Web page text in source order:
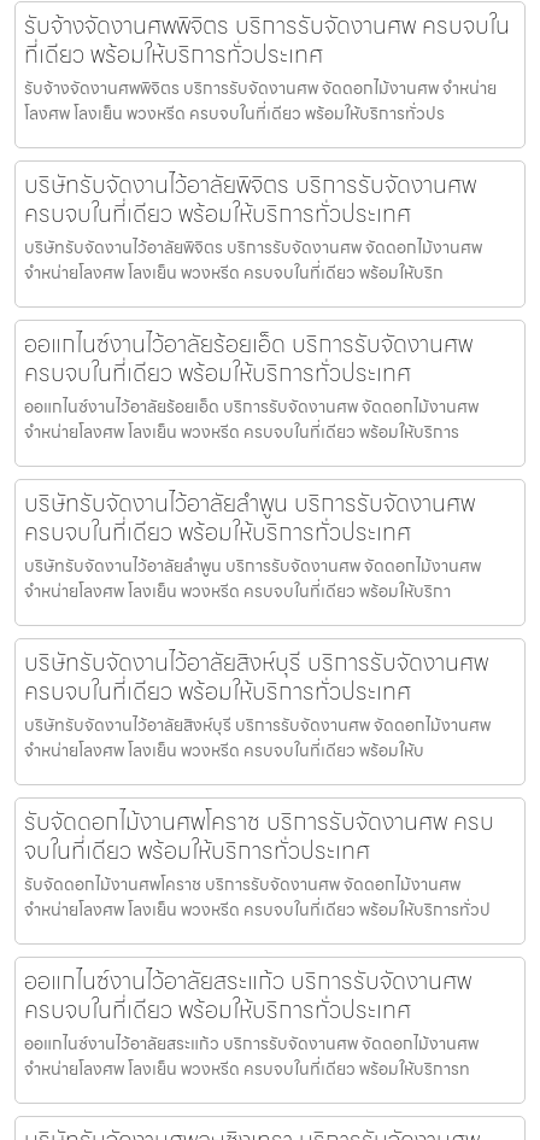
รับจ้างจัดงานศพพิจิตร บริการรับจัดงานศพ ครบจบใน
ที่เดียว พร้อมให้บริการทั่วประเทศ
รับจ้างจัดงานศพพิจิตร บริการรับจัดงานศพ จัดดอกไม้งานศพ จำหน่าย
โลงศพ โลงเย็น พวงหรีด ครบจบในที่เดียว พร้อมให้บริการทั่วปร
บริษัทรับจัดงานไว้อาลัยพิจิตร บริการรับจัดงานศพ
ครบจบในที่เดียว พร้อมให้บริการทั่วประเทศ
บริษัทรับจัดงานไว้อาลัยพิจิตร บริการรับจัดงานศพ จัดดอกไม้งานศพ
จำหน่ายโลงศพ โลงเย็น พวงหรีด ครบจบในที่เดียว พร้อมให้บริก
ออแกไนซ์งานไว้อาลัยร้อยเอ็ด บริการรับจัดงานศพ
ครบจบในที่เดียว พร้อมให้บริการทั่วประเทศ
ออแกไนซ์งานไว้อาลัยร้อยเอ็ด บริการรับจัดงานศพ จัดดอกไม้งานศพ
จำหน่ายโลงศพ โลงเย็น พวงหรีด ครบจบในที่เดียว พร้อมให้บริการ
บริษัทรับจัดงานไว้อาลัยลำพูน บริการรับจัดงานศพ
ครบจบในที่เดียว พร้อมให้บริการทั่วประเทศ
บริษัทรับจัดงานไว้อาลัยลำพูน บริการรับจัดงานศพ จัดดอกไม้งานศพ
จำหน่ายโลงศพ โลงเย็น พวงหรีด ครบจบในที่เดียว พร้อมให้บริกา
บริษัทรับจัดงานไว้อาลัยสิงห์บุรี บริการรับจัดงานศพ
ครบจบในที่เดียว พร้อมให้บริการทั่วประเทศ
บริษัทรับจัดงานไว้อาลัยสิงห์บุรี บริการรับจัดงานศพ จัดดอกไม้งานศพ
จำหน่ายโลงศพ โลงเย็น พวงหรีด ครบจบในที่เดียว พร้อมให้บ
รับจัดดอกไม้งานศพโคราช บริการรับจัดงานศพ ครบ
จบในที่เดียว พร้อมให้บริการทั่วประเทศ
รับจัดดอกไม้งานศพโคราช บริการรับจัดงานศพ จัดดอกไม้งานศพ
จำหน่ายโลงศพ โลงเย็น พวงหรีด ครบจบในที่เดียว พร้อมให้บริการทั่วป
ออแกไนซ์งานไว้อาลัยสระแก้ว บริการรับจัดงานศพ
ครบจบในที่เดียว พร้อมให้บริการทั่วประเทศ
ออแกไนซ์งานไว้อาลัยสระแก้ว บริการรับจัดงานศพ จัดดอกไม้งานศพ
จำหน่ายโลงศพ โลงเย็น พวงหรีด ครบจบในที่เดียว พร้อมให้บริการท